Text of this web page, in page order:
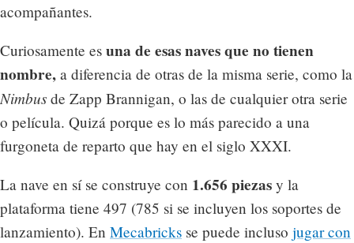
acompañantes.
Curiosamente es una de esas naves que no tienen
nombre, a diferencia de otras de la misma serie, como la
Nimbus de Zapp Brannigan, o las de cualquier otra serie
o película. Quizá porque es lo más parecido a una
furgoneta de reparto que hay en el siglo XXXI.
La nave en sí se construye con 1.656 piezas y la
plataforma tiene 497 (785 si se incluyen los soportes de
lanzamiento). En Mecabricks se puede incluso jugar con